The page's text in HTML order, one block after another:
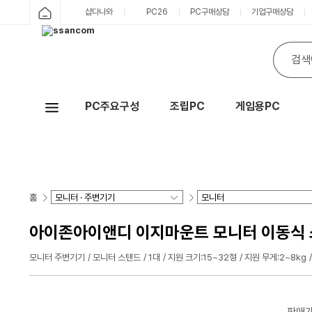
샵다나와 PC26 PC구매상담 기업구매상담
PC주요구성 조립PC 게임용PC
홈
아이존아이앤디 이지마운트 모니터 이동
모니터 주변기기 모니터 스탠드 1대 지원 크기:15~32형 지원 무게:2~8kg